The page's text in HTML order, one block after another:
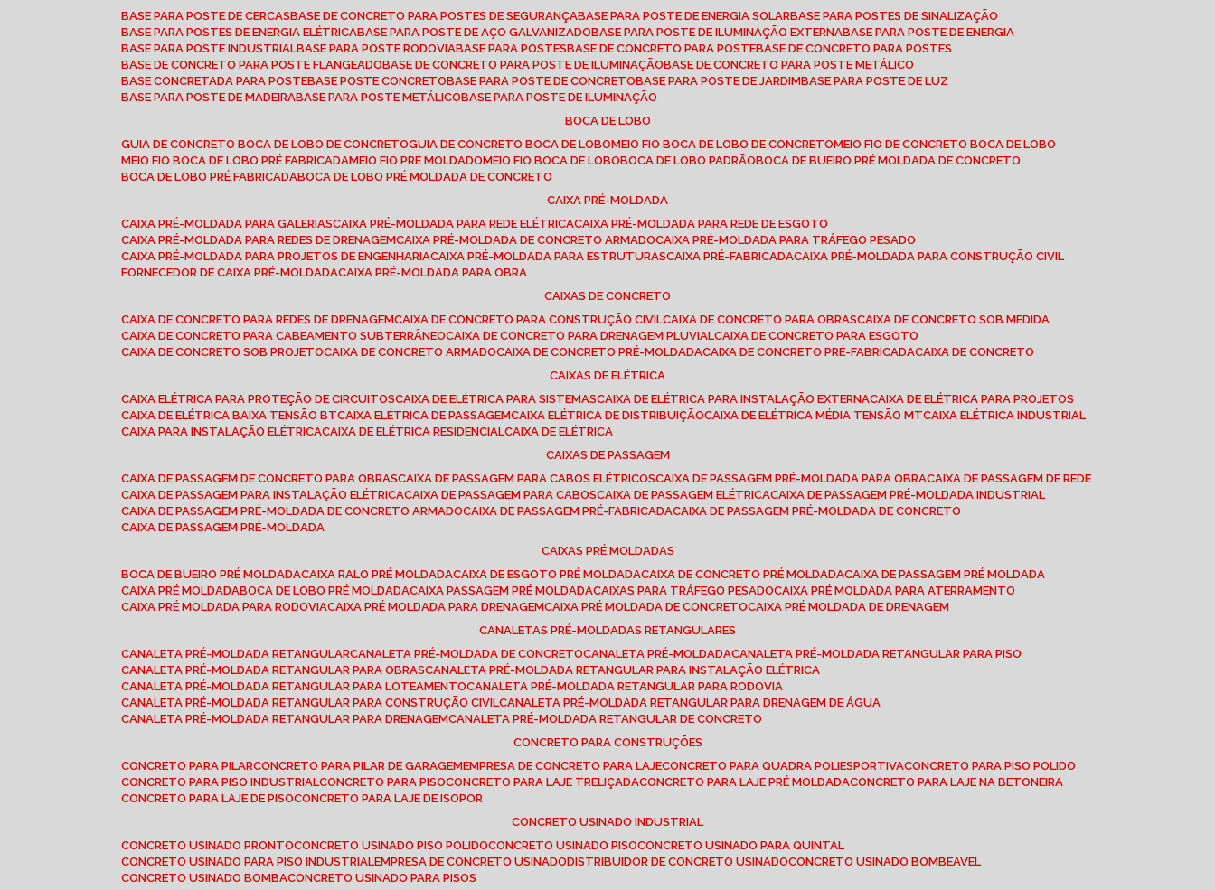
BASE PARA POSTE DE CERCAS BASE DE CONCRETO PARA POSTES DE SEGURANÇA BASE PARA POSTE DE ENERGIA SOLAR BASE PARA POSTES DE SINALIZAÇÃO
BASE PARA POSTES DE ENERGIA ELÉTRICA BASE PARA POSTE DE AÇO GALVANIZADO BASE PARA POSTE DE ILUMINAÇÃO EXTERNA BASE PARA POSTE DE ENERGIA
BASE PARA POSTE INDUSTRIAL BASE PARA POSTE RODOVIA BASE PARA POSTES BASE DE CONCRETO PARA POSTE BASE DE CONCRETO PARA POSTES
BASE DE CONCRETO PARA POSTE FLANGEADO BASE DE CONCRETO PARA POSTE DE ILUMINAÇÃO BASE DE CONCRETO PARA POSTE METÁLICO
BASE CONCRETADA PARA POSTE BASE POSTE CONCRETO BASE PARA POSTE DE CONCRETO BASE PARA POSTE DE JARDIM BASE PARA POSTE DE LUZ
BASE PARA POSTE DE MADEIRA BASE PARA POSTE METÁLICO BASE PARA POSTE DE ILUMINAÇÃO
BOCA DE LOBO
GUIA DE CONCRETO BOCA DE LOBO DE CONCRETO
GUIA DE CONCRETO BOCA DE LOBO MEIO FIO BOCA DE LOBO DE CONCRETO
MEIO FIO DE CONCRETO BOCA DE LOBO
MEIO FIO BOCA DE LOBO PRÉ FABRICADA
MEIO FIO PRÉ MOLDADO MEIO FIO BOCA DE LOBO BOCA DE LOBO PADRÃO BOCA DE BUEIRO PRÉ MOLDADA DE CONCRETO
BOCA DE LOBO PRÉ FABRICADA BOCA DE LOBO PRÉ MOLDADA DE CONCRETO
CAIXA PRÉ-MOLDADA
CAIXA PRÉ-MOLDADA PARA GALERIAS CAIXA PRÉ-MOLDADA PARA REDE ELÉTRICA CAIXA PRÉ-MOLDADA PARA REDE DE ESGOTO
CAIXA PRÉ-MOLDADA PARA REDES DE DRENAGEM CAIXA PRÉ-MOLDADA DE CONCRETO ARMADO CAIXA PRÉ-MOLDADA PARA TRÁFEGO PESADO
CAIXA PRÉ-MOLDADA PARA PROJETOS DE ENGENHARIA CAIXA PRÉ-MOLDADA PARA ESTRUTURAS CAIXA PRÉ-FABRICADA CAIXA PRÉ-MOLDADA PARA CONSTRUÇÃO CIVIL
FORNECEDOR DE CAIXA PRÉ-MOLDADA CAIXA PRÉ-MOLDADA PARA OBRA
CAIXAS DE CONCRETO
CAIXA DE CONCRETO PARA REDES DE DRENAGEM CAIXA DE CONCRETO PARA CONSTRUÇÃO CIVIL CAIXA DE CONCRETO PARA OBRAS CAIXA DE CONCRETO SOB MEDIDA
CAIXA DE CONCRETO PARA CABEAMENTO SUBTERRÂNEO CAIXA DE CONCRETO PARA DRENAGEM PLUVIAL CAIXA DE CONCRETO PARA ESGOTO
CAIXA DE CONCRETO SOB PROJETO CAIXA DE CONCRETO ARMADO CAIXA DE CONCRETO PRÉ-MOLDADA CAIXA DE CONCRETO PRÉ-FABRICADA CAIXA DE CONCRETO
CAIXAS DE ELÉTRICA
CAIXA ELÉTRICA PARA PROTEÇÃO DE CIRCUITOS CAIXA DE ELÉTRICA PARA SISTEMAS CAIXA DE ELÉTRICA PARA INSTALAÇÃO EXTERNA CAIXA DE ELÉTRICA PARA PROJETOS
CAIXA DE ELÉTRICA BAIXA TENSÃO BT CAIXA ELÉTRICA DE PASSAGEM CAIXA ELÉTRICA DE DISTRIBUIÇÃO CAIXA DE ELÉTRICA MÉDIA TENSÃO MT CAIXA ELÉTRICA INDUSTRIAL
CAIXA PARA INSTALAÇÃO ELÉTRICA CAIXA DE ELÉTRICA RESIDENCIAL CAIXA DE ELÉTRICA
CAIXAS DE PASSAGEM
CAIXA DE PASSAGEM DE CONCRETO PARA OBRAS CAIXA DE PASSAGEM PARA CABOS ELÉTRICOS CAIXA DE PASSAGEM PRÉ-MOLDADA PARA OBRA CAIXA DE PASSAGEM DE REDE
CAIXA DE PASSAGEM PARA INSTALAÇÃO ELÉTRICA CAIXA DE PASSAGEM PARA CABOS CAIXA DE PASSAGEM ELÉTRICA CAIXA DE PASSAGEM PRÉ-MOLDADA INDUSTRIAL
CAIXA DE PASSAGEM PRÉ-MOLDADA DE CONCRETO ARMADO CAIXA DE PASSAGEM PRÉ-FABRICADA CAIXA DE PASSAGEM PRÉ-MOLDADA DE CONCRETO
CAIXA DE PASSAGEM PRÉ-MOLDADA
CAIXAS PRÉ MOLDADAS
BOCA DE BUEIRO PRÉ MOLDADA CAIXA RALO PRÉ MOLDADA CAIXA DE ESGOTO PRÉ MOLDADA CAIXA DE CONCRETO PRÉ MOLDADA CAIXA DE PASSAGEM PRÉ MOLDADA
CAIXA PRÉ MOLDADA BOCA DE LOBO PRÉ MOLDADA CAIXA PASSAGEM PRÉ MOLDADA CAIXAS PARA TRÁFEGO PESADO CAIXA PRÉ MOLDADA PARA ATERRAMENTO
CAIXA PRÉ MOLDADA PARA RODOVIA CAIXA PRÉ MOLDADA PARA DRENAGEM CAIXA PRÉ MOLDADA DE CONCRETO CAIXA PRÉ MOLDADA DE DRENAGEM
CANALETAS PRÉ-MOLDADAS RETANGULARES
CANALETA PRÉ-MOLDADA RETANGULAR CANALETA PRÉ-MOLDADA DE CONCRETO CANALETA PRÉ-MOLDADA CANALETA PRÉ-MOLDADA RETANGULAR PARA PISO
CANALETA PRÉ-MOLDADA RETANGULAR PARA OBRAS CANALETA PRÉ-MOLDADA RETANGULAR PARA INSTALAÇÃO ELÉTRICA
CANALETA PRÉ-MOLDADA RETANGULAR PARA LOTEAMENTO CANALETA PRÉ-MOLDADA RETANGULAR PARA RODOVIA
CANALETA PRÉ-MOLDADA RETANGULAR PARA CONSTRUÇÃO CIVIL CANALETA PRÉ-MOLDADA RETANGULAR PARA DRENAGEM DE ÁGUA
CANALETA PRÉ-MOLDADA RETANGULAR PARA DRENAGEM CANALETA PRÉ-MOLDADA RETANGULAR DE CONCRETO
CONCRETO PARA CONSTRUÇÕES
CONCRETO PARA PILAR CONCRETO PARA PILAR DE GARAGEM EMPRESA DE CONCRETO PARA LAJE CONCRETO PARA QUADRA POLIESPORTIVA CONCRETO PARA PISO POLIDO
CONCRETO PARA PISO INDUSTRIAL CONCRETO PARA PISO CONCRETO PARA LAJE TRELIÇADA CONCRETO PARA LAJE PRÉ MOLDADA CONCRETO PARA LAJE NA BETONEIRA
CONCRETO PARA LAJE DE PISO CONCRETO PARA LAJE DE ISOPOR
CONCRETO USINADO INDUSTRIAL
CONCRETO USINADO PRONTO CONCRETO USINADO PISO POLIDO CONCRETO USINADO PISO CONCRETO USINADO PARA QUINTAL
CONCRETO USINADO PARA PISO INDUSTRIAL EMPRESA DE CONCRETO USINADO DISTRIBUIDOR DE CONCRETO USINADO CONCRETO USINADO BOMBEAVEL
CONCRETO USINADO BOMBA CONCRETO USINADO PARA PISOS